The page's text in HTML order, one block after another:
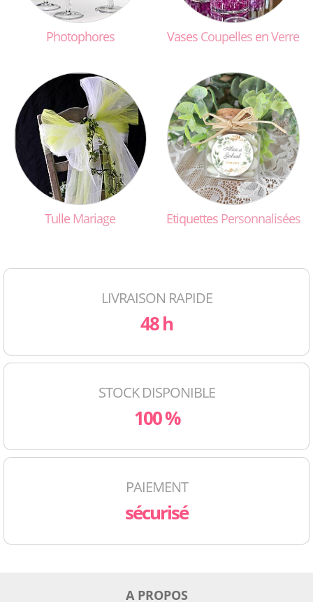
Photophores Vases Coupelles enVerre
Tulle Mariage Etiquettes Personnalisées
LIVRAISON RAPIDE
48 h
STOCK DISPONIBLE
100 %
PAIEMENT
sécurisé
A PROPOS